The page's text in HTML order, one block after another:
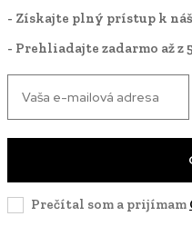
- Získajte plný prístup k
- Prehliadajte zadarmo až z
Prečítal som a prijímam